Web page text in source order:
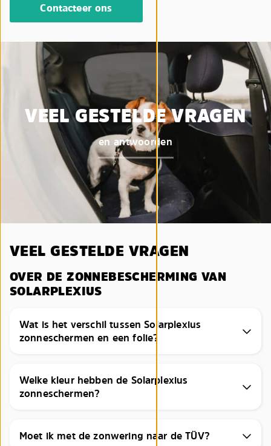
Contacteer ons
VEEL GESTELDE VRAGEN
en antwoorden
VEEL GESTELDE VRAGEN
OVER DE ZONNEBESCHERMING VAN
SOLARPLEXIUS
Wat is het verschil tussen Solarplexius
zonneschermen en een folie?
Welke kleur hebben de Solarplexius
zonneschermen?
Moet ik met de zonwering naar de TÜV?